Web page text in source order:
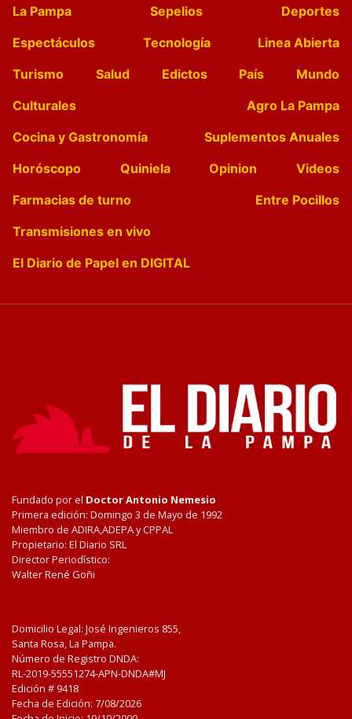
La Pampa Sepelios
Deportes
Espectáculos
Tecnología
Linea Abierta
Turismo
Salud Edictos País
Mundo
Culturales
Agro La Pampa
Cocina y Gastronomía
Suplementos Anuales
Horóscopo
Quiniela Opinion
Videos
Farmacias de turno
Entre Pocillos
Transmisiones en vivo
El Diario de Papel en DIGITAL
Fundado por el Doctor Antonio Nemesio
Primera edición: Domingo 3 de Mayo de 1992
Miembro de ADIRA,ADEPA y CPPAL
Propietario: El Diario SRL
Director Periodístico:
Walter René Goñi
Domicilio Legal: José Ingenieros 855,
Santa Rosa, La Pampa.
Número de Registro DNDA:
RL-2019-55551274-APN-DNDA#MJ
Edición # 9418
Fecha de Edición: 7/08/2026